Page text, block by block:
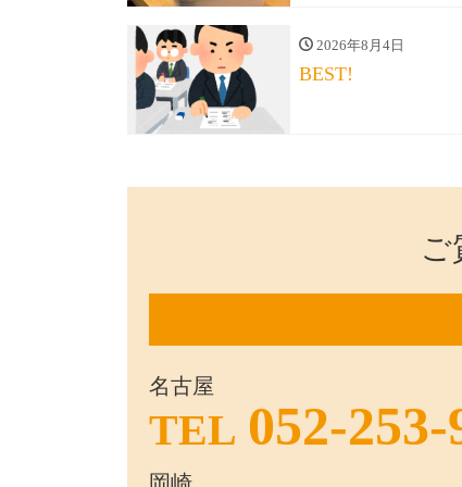
2026年8月4日
BEST!
ご
名古屋
TEL 052-253-